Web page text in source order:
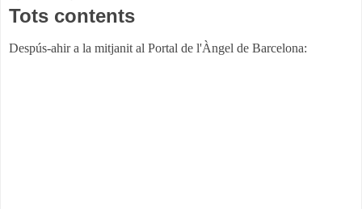
Tots contents
Despús-ahir a la mitjanit al Portal de l'Àngel de Barcelona: